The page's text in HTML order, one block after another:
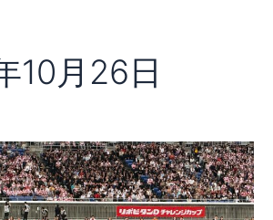
10月26日